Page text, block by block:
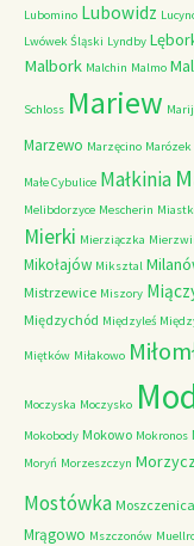
Lubomino Lubowidz
Lwówek Śląski Lyndby
Malbork Malchin Malmo
Schloss Mariew
Marzewo Marzęcino Marózek
Małe Cybulice Małkinia
Melibdorzyce Mescherin
Mierki Mierziączka
Mikołajów Miksztal
Mistrzewice Miszory
Międzychód Międzyleś
Miętków Miłakowo
Moczyska Moczysko
Mokobody Mokowo Mokronos
Moryń Morzeszczyn
Mostówka Moszczenica
Mrągowo Mszczonów